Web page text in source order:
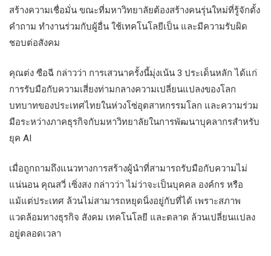
สร้างความเชื่อมั่น ขณะที่มหาวิทยาลัยต้องสร้างคนรุ่นใหม่ที่รู้จักตั้ง
คำถาม ทำงานร่วมกับผู้อื่น ใช้เทคโนโลยีเป็น และมีความรับผิด
ชอบต่อสังคม
คุณต่ง ซือฉี กล่าวว่า การเสวนาครั้งนี้มุ่งเน้น 3 ประเด็นหลัก ได้แก่
การรับมือกับความเสี่ยงท่ามกลางความเปลี่ยนแปลงของโลก
บทบาทของประเทศไทยในห่วงโซ่อุตสาหกรรมโลก และความร่วม
มือระหว่างภาคธุรกิจกับมหาวิทยาลัยในการพัฒนาบุคลากรสำหรับ
ยุค AI
เมื่อถูกถามถึงแนวทางการสร้างผู้นำที่สามารถรับมือกับความไม่
แน่นอน คุณสวี่ เซิ่งสง กล่าวว่า ไม่ว่าจะเป็นบุคคล องค์กร หรือ
แม้แต่ประเทศ ล้วนไม่สามารถหยุดนิ่งอยู่กับที่ได้ เพราะสภาพ
แวดล้อมทางธุรกิจ สังคม เทคโนโลยี และตลาด ล้วนเปลี่ยนแปลง
อยู่ตลอดเวลา